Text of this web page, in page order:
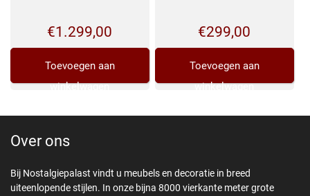
€1.299,00
Toevoegen aan
winkelwagen
€299,00
Toevoegen aan
winkelwagen
Over ons
Bij Nostalgiepalast vindt u meubels en decoratie in breed
uiteenlopende stijlen. In onze bijna 8000 vierkante meter grote